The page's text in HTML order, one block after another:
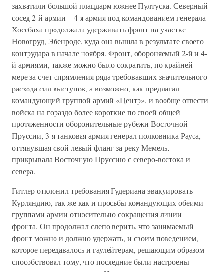
захватили большой плацдарм южнее Пултуска. Северный
сосед 2-й армии – 4-я армия под командованием генерала
Хоссбаха продолжала удерживать фронт на участке
Новогруд, Эбенроде, куда она вышла в результате своего
контрудара в начале ноября. Фронт, обороняемый 2-й и 4-
й армиями, также можно было сократить, по крайней
мере за счет спрямления ряда требовавших значительного
расхода сил выступов, а возможно, как предлагал
командующий группой армий «Центр», и вообще отвести
войска на гораздо более короткие по своей общей
протяженности оборонительные рубежи Восточной
Пруссии, 3-я танковая армия генерал-полковника Рауса,
оттянувшая свой левый фланг за реку Мемель,
прикрывала Восточную Пруссию с северо-востока и
севера.
Гитлер отклонил требования Гудериана эвакуировать
Курляндию, так же как и просьбы командующих обеими
группами армии относительно сокращения линии
фронта. Он продолжал слепо верить, что занимаемый
фронт можно и должно удержать, и своим поведением,
которое передавалось и гаулейтерам, решающим образом
способствовал тому, что последние были настроены